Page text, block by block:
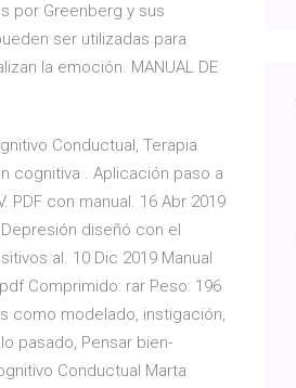
por Greenberg y sus
ser utilizadas para
la emoción. MANUAL DE
Conductual, Terapia
cognitiva . Aplicación paso a
con manual. 16 Abr 2019
diseñó con el
al. 10 Dic 2019 Manual
Comprimido: rar Peso: 196
como modelado, instigación,
pasado, Pensar bien-
Conductual Marta